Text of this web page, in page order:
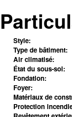
Style:
Type de bâtiment:
Air climatisé:
État du sous-sol:
Fondation:
Foyer:
Matériaux de
Protection